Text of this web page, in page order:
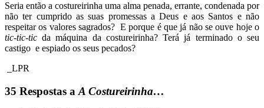
Seria então a costureirinha uma alma penada, errante, condenada por
não ter cumprido as suas promessas a Deus e aos Santos e não
respeitar os valores sagrados? E porque é que já não se ouve hoje o
tic-tic-tic da máquina da costureirinha? Terá já terminado o seu
castigo e espiado os seus pecados?
_LPR
35 Respostas a A Costureirinha…